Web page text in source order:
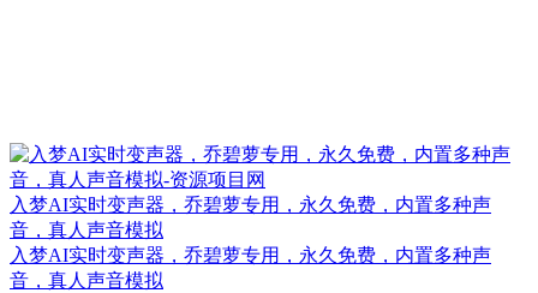
入梦AI实时变声器，乔碧萝专用，永久免费，内置多种声
音，真人声音模拟
入梦AI实时变声器，乔碧萝专用，永久免费，内置多种声
音，真人声音模拟